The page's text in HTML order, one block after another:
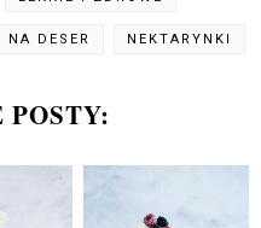
NA DESER NEKTARYNKI
POSTY: